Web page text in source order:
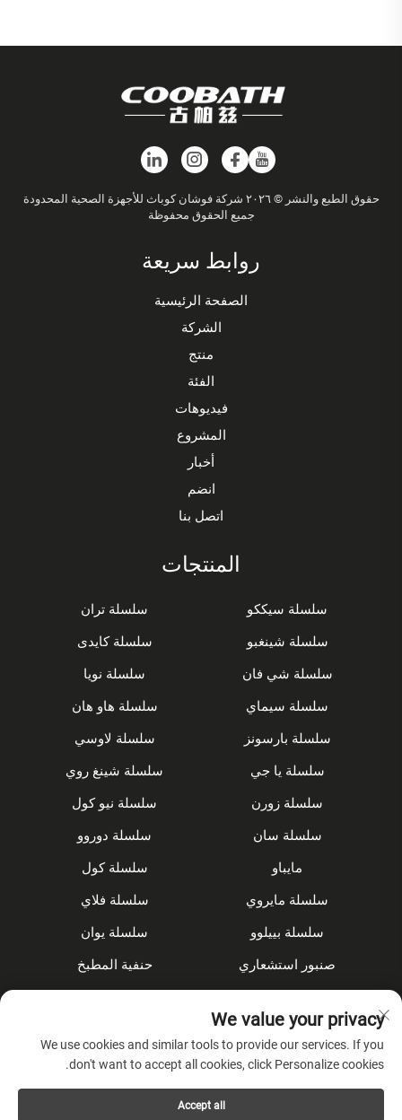
حقوق الطبع والنشر © ٢٠٢٦ شركة فوشان كوباث للأجهزة الصحية المحدودة
جميع الحقوق محفوظة
روابط سريعة
الصفحة الرئيسية
الشركة
منتج
الفئة
فيديوهات
المشروع
أخبار
انضم
اتصل بنا
المنتجات
سلسلة سيككو
سلسلة تران
سلسلة شينغبو
سلسلة كايدى
سلسلة شي فان
سلسلة نويا
سلسلة سيماي
سلسلة هاو هان
سلسلة بارسونز
سلسلة لاوسي
سلسلة يا جي
سلسلة شينغ روي
سلسلة زورن
سلسلة نيو كول
سلسلة سان
سلسلة دوروو
مايباو
سلسلة كول
سلسلة مايروي
سلسلة فلاي
سلسلة بييلوو
سلسلة يوان
صنبور استشعاري
حنفية المطبخ
الملحقات
عن الشركة
We value your privacy
We use cookies and similar tools to provide our services. If you
don't want to accept all cookies, click Personalize cookies.
Accept all